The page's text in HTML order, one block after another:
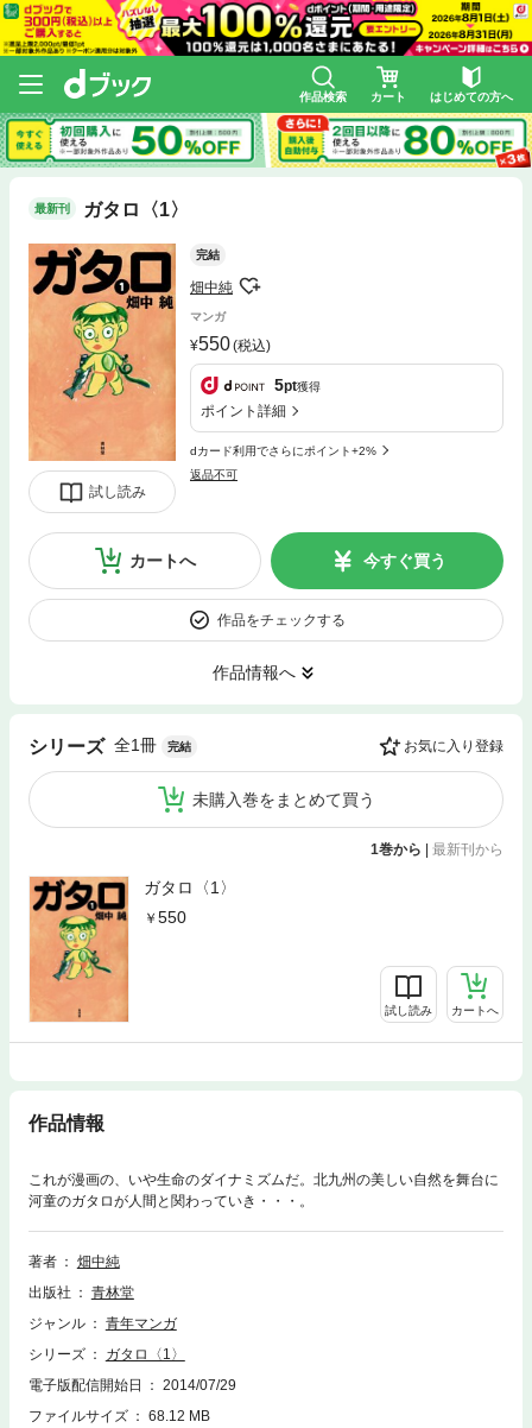
作品検索 カート はじめての方へ
最新刊 ガタロ〈1〉
試し読み
完結
畑中純
マンガ
550(税込)
5pt獲得
ポイント詳細
dカード利用でさらにポイント+2%
返品不可
カートへ 今すぐ買う
作品をチェックする
作品情報へ
シリーズ 全1冊 完結 お気に入り登録
未購入巻をまとめて買う
1巻から | 最新刊から
ガタロ〈1〉
550
試し読み カートへ
作品情報
これが漫画の、いや生命のダイナミズムだ。北九州の美しい自然を舞台に
河童のガタロが人間と関わっていき・・・。
著者
畑中純
出版社
青林堂
ジャンル
青年マンガ
シリーズ
ガタロ〈1〉
電子版配信開始日
2014/07/29
ファイルサイズ
68.12 MB